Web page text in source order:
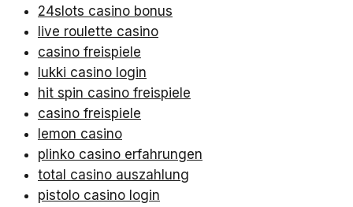
24slots casino bonus
live roulette casino
casino freispiele
lukki casino login
hit spin casino freispiele
casino freispiele
lemon casino
plinko casino erfahrungen
total casino auszahlung
pistolo casino login